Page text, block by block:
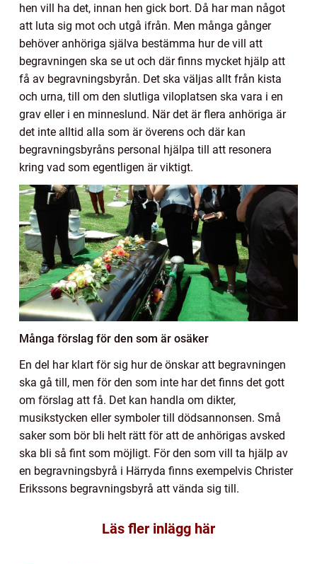
hen vill ha det, innan hen gick bort. Då har man något
att luta sig mot och utgå ifrån. Men många gånger
behöver anhöriga själva bestämma hur de vill att
begravningen ska se ut och där finns mycket hjälp att
få av begravningsbyrån. Det ska väljas allt från kista
och urna, till om den slutliga viloplatsen ska vara i en
grav eller i en minneslund. När det är flera anhöriga är
det inte alltid alla som är överens och där kan
begravningsbyråns personal hjälpa till att resonera
kring vad som egentligen är viktigt.
Många förslag för den som är osäker
En del har klart för sig hur de önskar att begravningen
ska gå till, men för den som inte har det finns det gott
om förslag att få. Det kan handla om dikter,
musikstycken eller symboler till dödsannonsen. Små
saker som bör bli helt rätt för att de anhörigas avsked
ska bli så fint som möjligt. För den som vill ta hjälp av
en begravningsbyrå i Härryda finns exempelvis Christer
Erikssons begravningsbyrå att vända sig till.
Läs fler inlägg här